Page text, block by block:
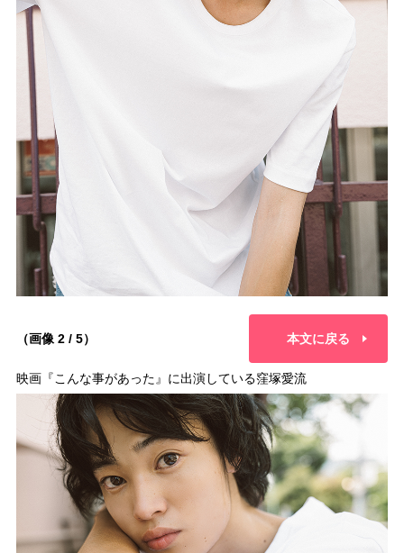
（画像 2 / 5） 本文に戻る
映画『こんな事があった』に出演している窪塚愛流